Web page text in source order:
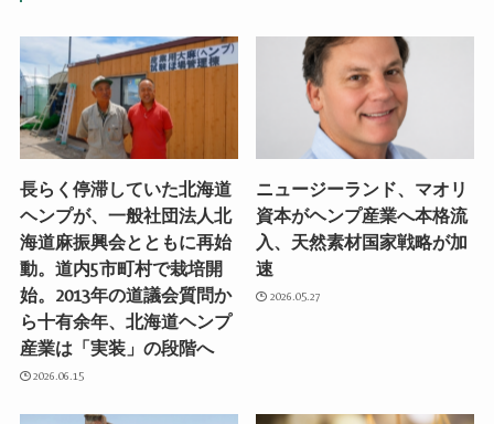
長らく停滞していた北海道
ヘンプが、一般社団法人北
海道麻振興会とともに再始
動。道内5市町村で栽培開
始。2013年の道議会質問か
ら十有余年、北海道ヘンプ
産業は「実装」の段階へ
2026.06.15
ニュージーランド、マオリ
資本がヘンプ産業へ本格流
入、天然素材国家戦略が加
速
2026.05.27